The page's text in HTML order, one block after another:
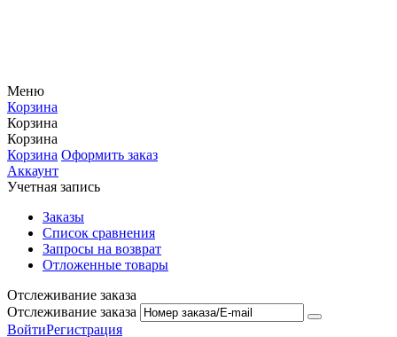
Меню
Корзина
Корзина
Корзина
Корзина Оформить заказ
Аккаунт
Учетная запись
Заказы
Список сравнения
Запросы на возврат
Отложенные товары
Отслеживание заказа
Отслеживание заказа
ВойтиРегистрация